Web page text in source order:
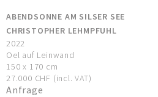
ABENDSONNE AM SILSER SEE
CHRISTOPHER LEHMPFUHL
2022
Oel auf Leinwand
150 x 170 cm
27.000 CHF (incl. VAT)
Anfrage